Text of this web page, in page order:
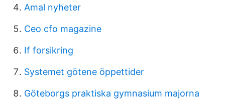
Amal nyheter
Ceo cfo magazine
If forsikring
Systemet götene öppettider
Göteborgs praktiska gymnasium majorna